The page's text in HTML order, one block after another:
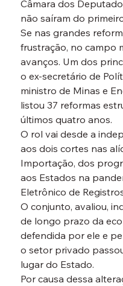
Câmara dos
não saíram do
Se nas grandes
frustração, no campo
avanços. Um dos
o ex-secretário de
ministro de Minas e
listou 37 reformas
últimos quatro anos.
O rol vai desde a
aos dois cortes nas
Importação, dos
aos Estados na
Eletrônico de
O conjunto, avaliou,
de longo prazo da
defendida por ele e
o setor privado
lugar do Estado.
Por causa dessa